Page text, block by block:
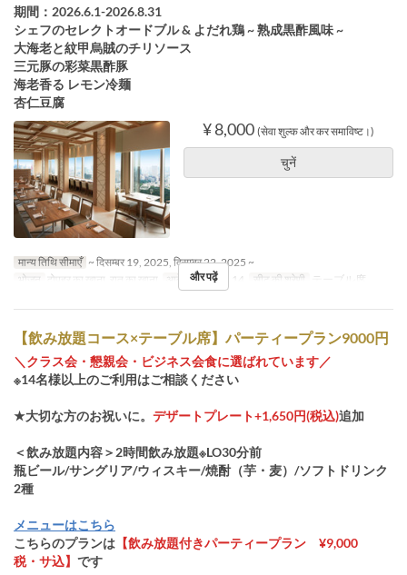
期間：2026.6.1-2026.8.31
シェフのセレクトオードブル & よだれ鶏 ~ 熟成黒酢風味 ~
大海老と紋甲烏賊のチリソース
三元豚の彩菜黒酢豚
海老香る レモン冷麺
杏仁豆腐
¥ 8,000 (सेवा शुल्क और कर समाविष्ट।)
चुनें
मान्य तिथि सीमाएँ ~ दिसम्बर 19, 2025, दिसम्बर 22, 2025 ~
भोजन
दोपहर का खाना, रात का खाना आदेश सीमा 6 ~ 14 सीट की श्रेणी テーブル席
और पढ़ें
【飲み放題コース×テーブル席】パーティープラン9000円
＼クラス会・懇親会・ビジネス会食に選ばれています／
※14名様以上のご利用はご相談ください
★大切な方のお祝いに。 デザートプレート+1,650円(税込)追加
＜飲み放題内容＞2時間飲み放題※LO30分前
瓶ビール/サングリア/ウィスキー/焼酎（芋・麦）/ソフトドリンク
2種
メニューはこちら
こちらのプランは 【飲み放題付きパーティープラン ¥9,000
税・サ込】 です